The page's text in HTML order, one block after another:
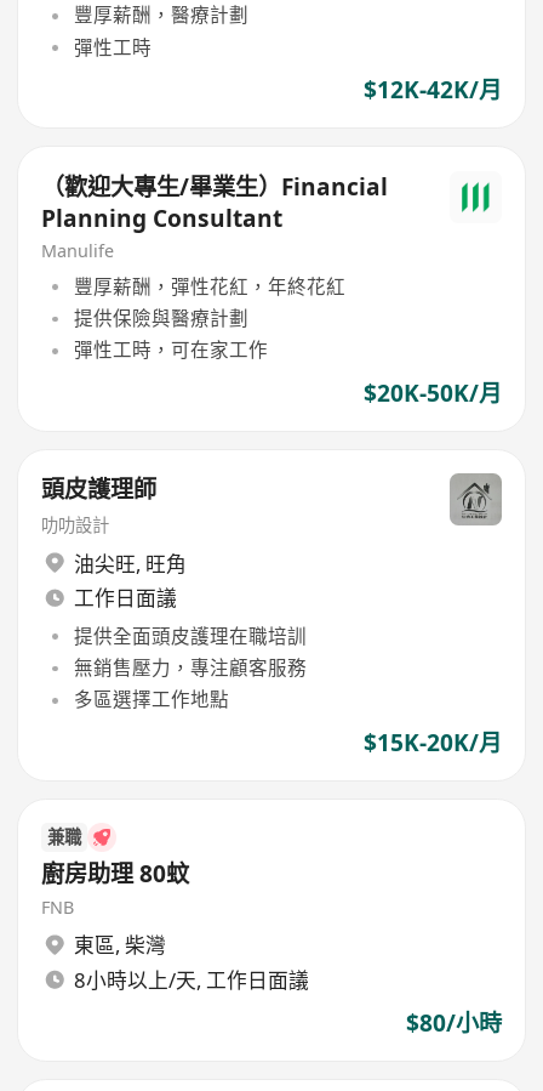
豐厚薪酬，醫療計劃
彈性工時
$12K-42K/月
（歡迎大專生/畢業生）Financial
Planning Consultant
Manulife
豐厚薪酬，彈性花紅，年終花紅
提供保險與醫療計劃
彈性工時，可在家工作
$20K-50K/月
頭皮護理師
叻叻設計
油尖旺, 旺角
工作日面議
提供全面頭皮護理在職培訓
無銷售壓力，專注顧客服務
多區選擇工作地點
$15K-20K/月
兼職
廚房助理 80蚊
FNB
東區, 柴灣
8小時以上/天, 工作日面議
$80/小時